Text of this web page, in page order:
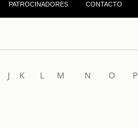
PATROCINADORES CONTACTO
J K L M N O P